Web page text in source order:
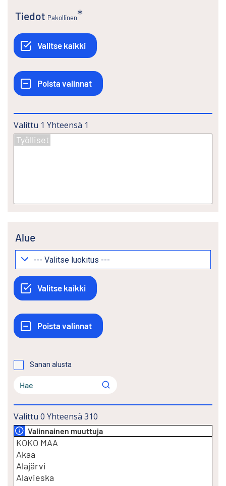
Tiedot Pakollinen
Valittu 1 Yhteensä 1
Alue
Sanan alusta
Valittu 0 Yhteensä 310
Valinnainen muuttuja